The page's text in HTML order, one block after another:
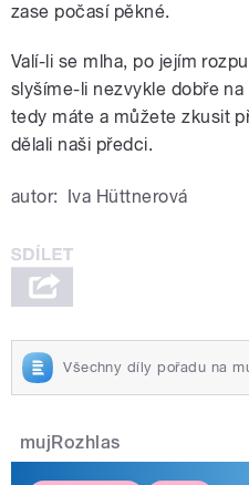
zase počasí pěkné.
Valí-li se mlha, po jejím
slyšíme-li nezvykle dobře
tedy máte a můžete zkusit
dělali naši předci.
autor: Iva Hüttnerová
Všechny díly pořadu na
mujRozhlas